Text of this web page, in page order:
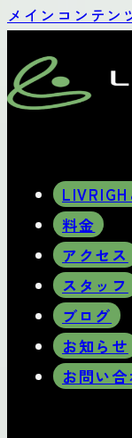
メインコンテン
LIVRIGH
料金
アクセス
スタッフ
ブログ
お知らせ
お問い